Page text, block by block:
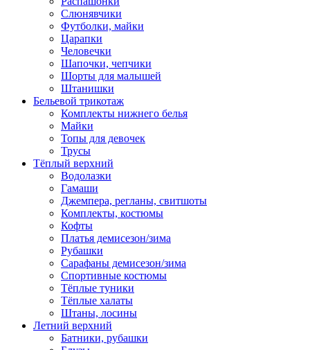
Слюнявчики
Футболки, майки
Царапки
Человечки
Шапочки, чепчики
Шорты для малышей
Штанишки
Бельевой трикотаж
Комплекты нижнего белья
Майки
Топы для девочек
Трусы
Тёплый верхний
Водолазки
Гамаши
Джемпера, регланы, свитшоты
Комплекты, костюмы
Кофты
Платья демисезон/зима
Рубашки
Сарафаны демисезон/зима
Спортивные костюмы
Тёплые туники
Тёплые халаты
Штаны, лосины
Летний верхний
Батники, рубашки